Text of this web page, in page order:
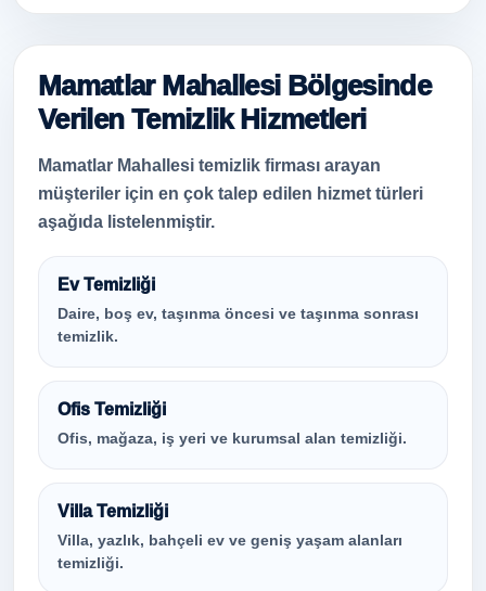
Mamatlar Mahallesi Bölgesinde
Verilen Temizlik Hizmetleri
Mamatlar Mahallesi temizlik firması arayan
müşteriler için en çok talep edilen hizmet türleri
aşağıda listelenmiştir.
Ev Temizliği
Daire, boş ev, taşınma öncesi ve taşınma sonrası
temizlik.
Ofis Temizliği
Ofis, mağaza, iş yeri ve kurumsal alan temizliği.
Villa Temizliği
Villa, yazlık, bahçeli ev ve geniş yaşam alanları
temizliği.